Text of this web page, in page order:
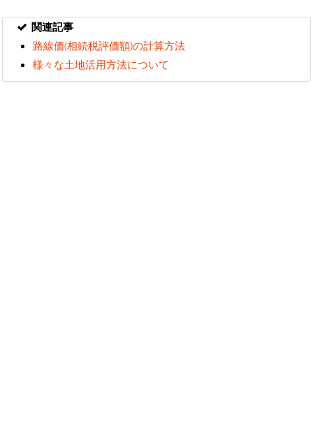
関連記事
路線価(相続税評価額)の計算方法
様々な土地活用方法について